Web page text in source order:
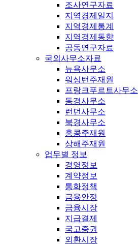
조사연구자료
지역경제일지
지역경제통계
지역경제동향
공동연구자료
국외사무소자료
뉴욕사무소
워싱턴주재원
프랑크푸르트사무소
동경사무소
런던사무소
북경사무소
홍콩주재원
상해주재원
업무별 정보
경영정보
계약정보
통화정책
금융안정
금융시장
지급결제
국고증권
외환시장